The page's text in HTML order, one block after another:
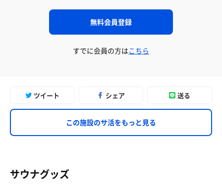
無料会員登録
すでに会員の方はこちら
ツイート シェア 送る
この施設のサ活をもっと見る
サウナグッズ